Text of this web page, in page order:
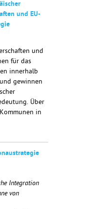
und EU-
und
für das
innerhalb
gewinnen
Über
in
Integration
von